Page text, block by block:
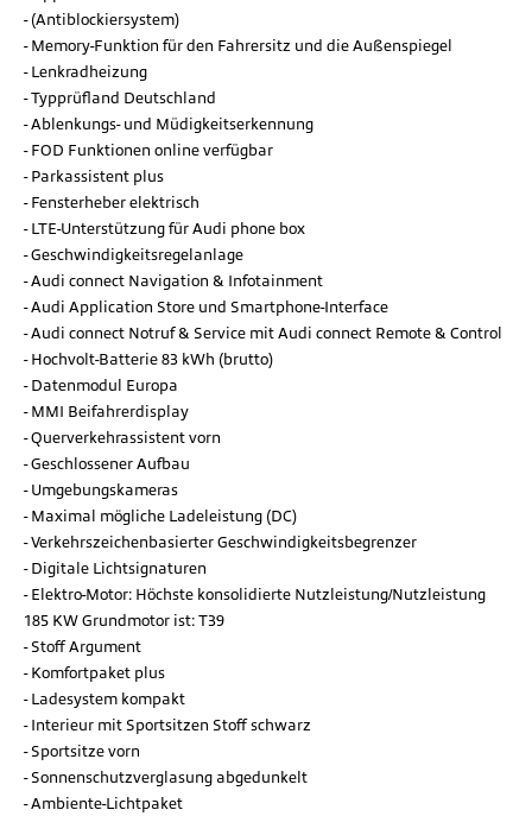
(Antiblockiersystem)
Memory-Funktion für den Fahrersitz und die Außenspiegel
Lenkradheizung
Typprüfland Deutschland
Ablenkungs- und Müdigkeitserkennung
FOD Funktionen online verfügbar
Parkassistent plus
Fensterheber elektrisch
LTE-Unterstützung für Audi phone box
Geschwindigkeitsregelanlage
Audi connect Navigation & Infotainment
Audi Application Store und Smartphone-Interface
Audi connect Notruf & Service mit Audi connect Remote & Control
Hochvolt-Batterie 83 kWh (brutto)
Datenmodul Europa
MMI Beifahrerdisplay
Querverkehrassistent vorn
Geschlossener Aufbau
Umgebungskameras
Maximal mögliche Ladeleistung (DC)
Verkehrszeichenbasierter Geschwindigkeitsbegrenzer
Digitale Lichtsignaturen
Elektro-Motor: Höchste konsolidierte Nutzleistung/Nutzleistung
185 KW Grundmotor ist: T39
Stoff Argument
Komfortpaket plus
Ladesystem kompakt
Interieur mit Sportsitzen Stoff schwarz
Sportsitze vorn
Sonnenschutzverglasung abgedunkelt
Ambiente-Lichtpaket